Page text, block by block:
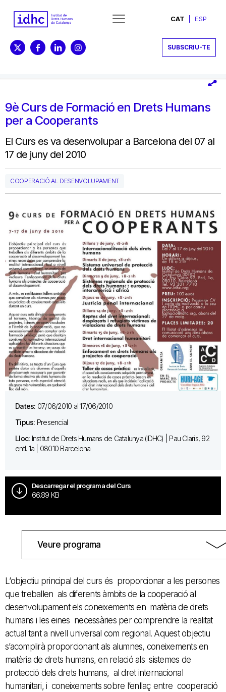
CAT ESP
SUBSCRIU-TE
9è Curs de Formació en Drets Humans
per a Cooperants
El Curs es va desenvolupar a Barcelona del 07 al
17 de juny del 2010
COOPERACIÓ AL DESENVOLUPAMENT
Dates: 07/06/2010 al 17/06/2010
Tipus: Presencial
Lloc: Institut de Drets Humans de Catalunya (IDHC) | Pau Claris, 92
entl. 1a | 08010 Barcelona
Descarregar el programa del Curs
66.89 KB
Veure programa
L’objectiu principal del curs és proporcionar a les persones
que treballen als diferents àmbits de la cooperació al
desenvolupament els coneixements en matèria de drets
humans i les eines necessàries per comprendre la realitat
actual tant a nivell universal com regional. Aquest objectiu
s’acomplirà proporcionant als alumnes, coneixements en
matèria de drets humans, en relació als sistemes de
protecció dels drets humans, al dret internacional
humanitari, i coneixements sobre l’enllaç entre cooperació